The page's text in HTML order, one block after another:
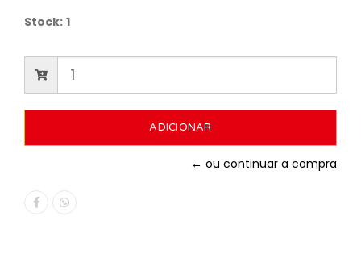
Stock: 1
← ou continuar a compra